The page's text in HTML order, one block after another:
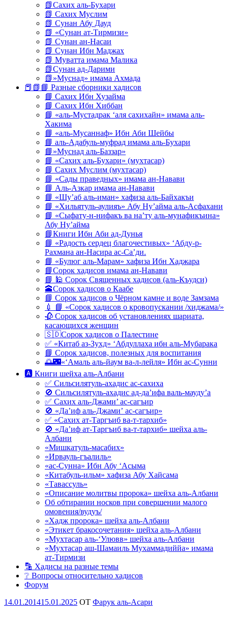
📗Сахих аль-Бухари
📗 Сахих Муслим
📗 Сунан Абу Дауд
📗 «Сунан ат-Тирмизи»
📗 Сунан ан-Насаи
📗 Сунан Ибн Маджах
📗 Муватта имама Малика
📗Сунан ад-Дарими
📗»Муснад» имама Ахмада
📕📗📘 Разные сборники хадисов
📘 Сахих Ибн Хузайма
📘 Сахих Ибн Хиббан
📘 «аль-Мустадрак ‘аля сахихайн» имама аль-
Хакима
📘 «аль-Мусаннаф» Ибн Аби Шейбы
📘 аль-Адабуль-муфрад имама аль-Бухари
📘»Муснад аль-Баззар»
📘 «Сахих аль-Бухари» (мухтасар)
📘 Сахих Муслим (мухтасар)
📘 «Сады праведных» имама ан-Навави
📘 Аль-Азкар имама ан-Навави
📘 «Шу’аб аль-иман» хафиза аль-Байхакъи
📘 «Хильятуль-аулияъ» Абу Ну’айма аль-Асфахани
📘 «Сыфату-н-нифакъ ва на’ту аль-мунафикъина»
Абу Ну’айма
📘Книги Ибн Аби ад-Дунья
📘 «Радость сердец благочестивых» ‘Абду-р-
Рахмана ан-Насира ас-Са’ди.
📘 «Булюг аль-Марам» хафиза Ибн Хаджара
📘Сорок хадисов имама ан-Навави
📘 🕌 Сорок Священных хадисов (аль-Къудси)
🕋Сорок хадисов о Каабе
📘 Сорок хадисов о Чёрном камне и воде Замзама
💉 📘 «Сорок хадисов о кровопускании /хиджама/»
🥀 Сорок хадисов об установлениях шариата,
касающихся женщин
🇸🇩Сорок хадисов о Палестине
✅ «Китаб аз-Зухд» ‘Абдуллаха ибн аль-Мубарака
📘 Сорок хадисов, полезных для воспитания
🌅🌃«‘Амаль аль-йаум ва-л-лейля» Ибн ас-Сунни
🅰 Книги шейха аль-Албани
✅ Сильсилятуль-ахадис ас-сахиха
🚫 Сильсилятуль-ахадис ад-да’ифа валь-мауду’а
✅ Сахих аль-Джами’ ас-сагъир
🚫 «Да’иф аль-Джами’ ас-сагъир»
✅ «Сахих ат-Таргъиб ва-т-тархиб»
🚫 «Да’иф ат-Таргъиб ва-т-тархиб» шейха аль-
Албани
«Мишкатуль-масабих»
«Ирвауль-гъалиль»
«ас-Сунна» Ибн Абу ‘Асыма
«Китабуль-ильм» хафиза Абу Хайсама
«Тавассуль»
«Описание молитвы пророка» шейха аль-Албани
Об обтирании носков при совершении малого
омовения/вудуъ/
«Хадж пророка» шейха аль-Албани
«Этикет бракосочетания» шейха аль-Албани
«Мухтасар аль-‘Улювв» шейха аль-Албани
«Мухтасар аш-Шамаиль Мухаммадиййа» имама
ат-Тирмизи
🔡 Хадисы на разные темы
❔ Вопросы относительно хадисов
Форум
Опубликовано
14.01.201415.01.2025 OT Фарук аль-Асари